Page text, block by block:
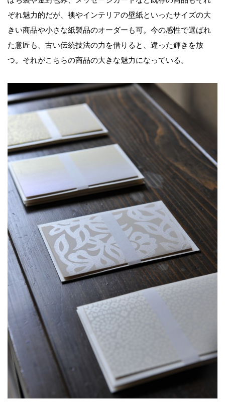
ぞれ魅力的だが、襖やインテリアの壁紙といったサイズの大
きい商品や小さな紙製品のオーダーも可。今の感性で選ばれ
た意匠も、古い伝統技法の力を借りると、違った輝きを放
つ。それがこちらの商品の大きな魅力になっている。